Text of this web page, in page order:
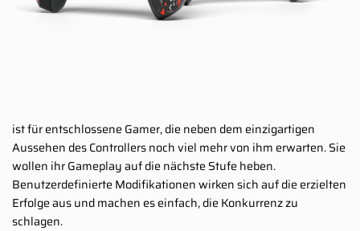
ist für entschlossene Gamer, die neben dem einzigartigen
Aussehen des Controllers noch viel mehr von ihm erwarten. Sie
wollen ihr Gameplay auf die nächste Stufe heben.
Benutzerdefinierte Modifikationen wirken sich auf die erzielten
Erfolge aus und machen es einfach, die Konkurrenz zu
schlagen.